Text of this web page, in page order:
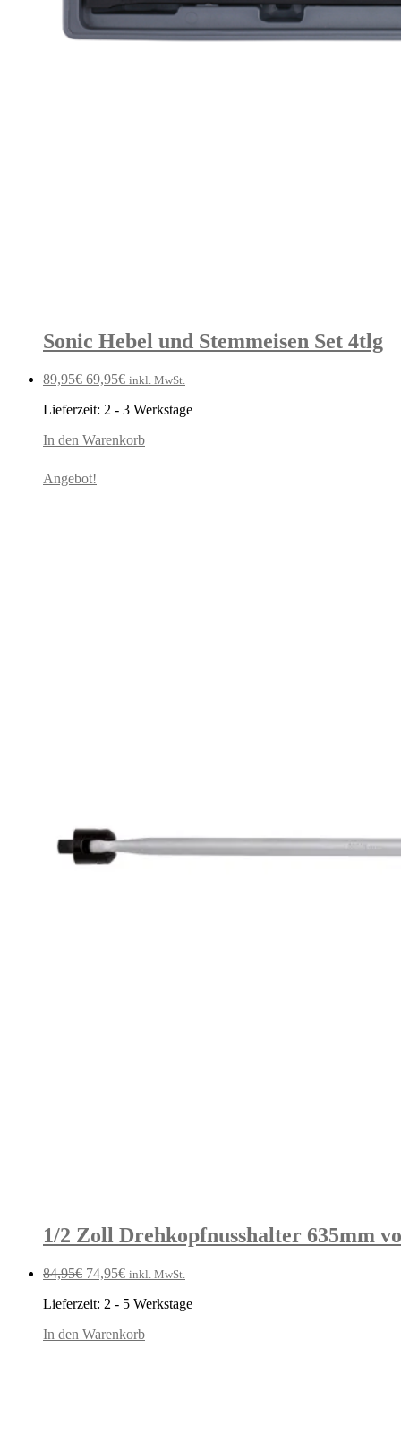
Sonic Hebel und Stemmeisen Set 4tlg
89,95€ Ursprünglicher
war:
69,95€Aktueller
ist:
inkl. MwSt.
Lieferzeit: 2 - 3 Werkstage
In den Warenkorb
Angebot!
1/2 Zoll Drehkopfnusshalter 635mm
84,95€ Ursprünglicher
war:
74,95€Aktueller
ist:
inkl. MwSt.
Lieferzeit: 2 - 5 Werkstage
In den Warenkorb